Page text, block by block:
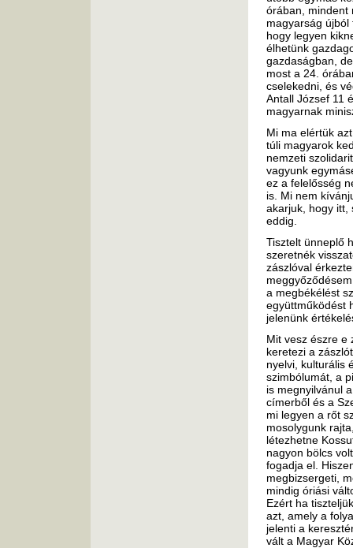
órában, mindent
magyarság
hogy legyen
élhetünk
gazdaságban,
most a 24.
cselekedni, és
Antall József 11
magyarnak
Mi ma elértük
túli magyarok
nemzeti
vagyunk
ez a felelősség
is. Mi nem
akarjuk, hogy itt,
eddig.
Tisztelt ünneplő
szeretnék
zászlóval
a megbékélést
együttműködést
jelenünk
Mit vesz észre e
keretezi a
nyelvi, kulturális
szimbólumát, a
is megnyilvánul
címerből és a
mi legyen a rőt
mosolygunk
létezhetne
nagyon bölcs
fogadja el.
megbizsergeti,
mindig óriási
Ezért ha
azt, amely a
jelenti a
vált a Magyar